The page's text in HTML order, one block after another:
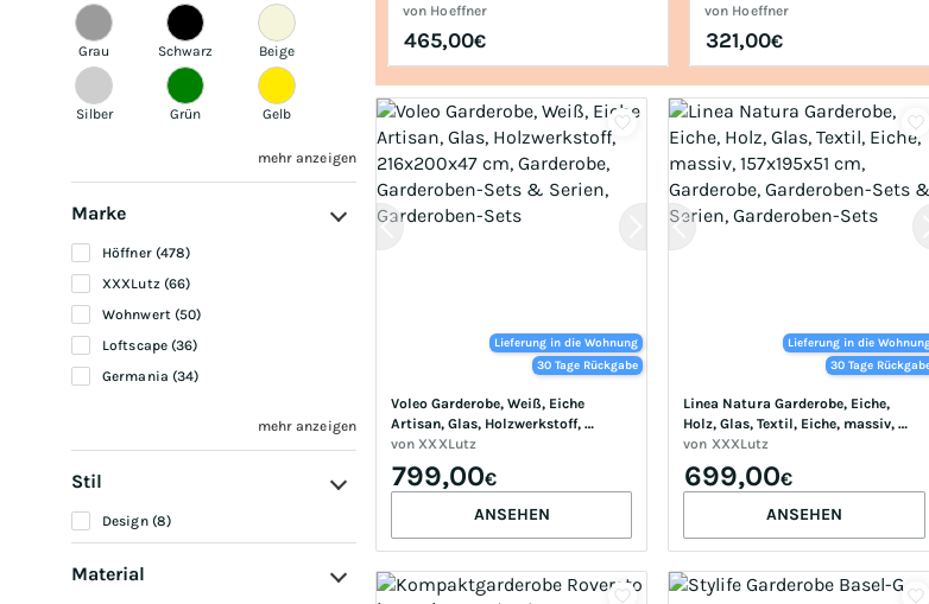
Grau Schwarz Beige
Silber Grün Gelb
mehr anzeigen
Marke
Höffner (478)
XXXLutz (66)
Wohnwert (50)
Loftscape (36)
Germania (34)
mehr anzeigen
Stil
Design (8)
Material
von Hoeffner
465,00€
192
von Hoeffner
321,00€
Lieferung in die Wohnung
30 Tage Rückgabe
Voleo Garderobe, Weiß, Eiche
Artisan, Glas, Holzwerkstoff,
216x200x47 cm, Garderobe,
Garderoben-Sets & Serien,
Garderoben-Sets
von XXXLutz
799,00€
ANSEHEN
Lieferung in die
30 Tage
Linea Natura Garderobe, Eiche,
Holz, Glas, Textil, Eiche, massiv,
157x195x51 cm, Garderobe,
Garderoben-Sets & Serien,
Garderoben-Sets
von XXXLutz
699,00€
ANSEHEN